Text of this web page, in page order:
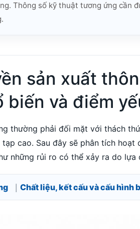
Thông số kỹ thuật tương ứng cần
sản xuất
biến và điểm
thường phải đối mặt với thách
cao. Sau đây sẽ phân tích
những rủi ro có thể xảy ra do lựa
Chất liệu, kết cấu và cấu hình